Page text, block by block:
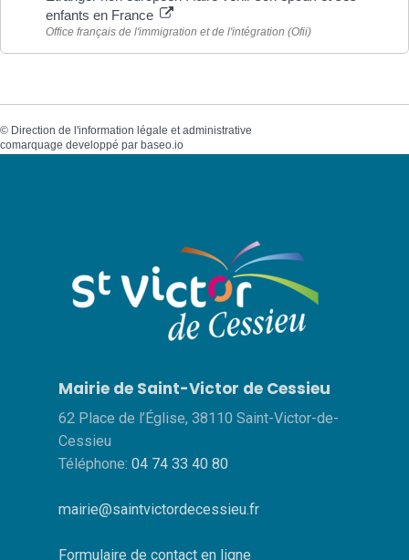
enfants en France
Office français de l'immigration et de l'intégration (Ofii)
© Direction de l'information légale et administrative
comarquage developpé par baseo.io
Mairie de Saint-Victor de Cessieu
62 Place de l’Église, 38110 Saint-Victor-de-
Cessieu
Téléphone: 04 74 33 40 80
mairie@saintvictordecessieu.fr
Formulaire de contact en ligne